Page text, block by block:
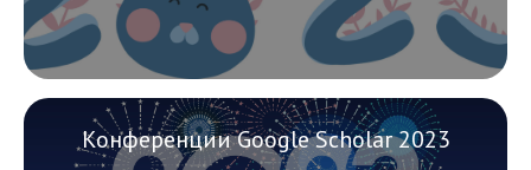
Конференции Google Scholar 2023